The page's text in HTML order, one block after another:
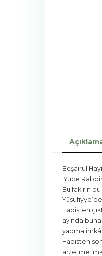
Beşairul
Yüce
Bu fakirin bu
Hapisten
ayında
yapma
Hapisten
arzetme